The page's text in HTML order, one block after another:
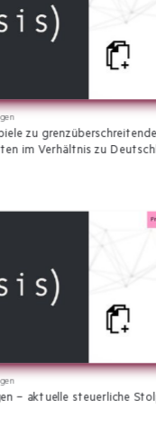
zu
im Verhältnis zu
– aktuelle steuerliche